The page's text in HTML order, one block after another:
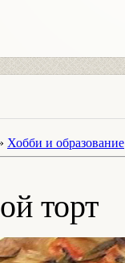
Хобби и образование
торт